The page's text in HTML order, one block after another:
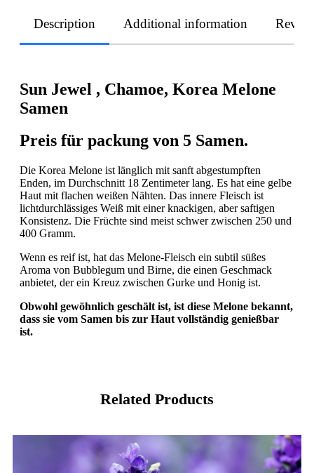
Description Additional information
Sun Jewel , Chamoe, Korea Melone
Samen
Preis für packung von 5 Samen.
Die Korea Melone ist länglich mit sanft abgestumpften
Enden, im Durchschnitt 18 Zentimeter lang. Es hat eine gelbe
Haut mit flachen weißen Nähten. Das innere Fleisch ist
lichtdurchlässiges Weiß mit einer knackigen, aber saftigen
Konsistenz. Die Früchte sind meist schwer zwischen 250 und
400 Gramm.
Wenn es reif ist, hat das Melone-Fleisch ein subtil süßes
Aroma von Bubblegum und Birne, die einen Geschmack
anbietet, der ein Kreuz zwischen Gurke und Honig ist.
Obwohl gewöhnlich geschält ist, ist diese Melone bekannt,
dass sie vom Samen bis zur Haut vollständig genießbar
ist.
Related Products